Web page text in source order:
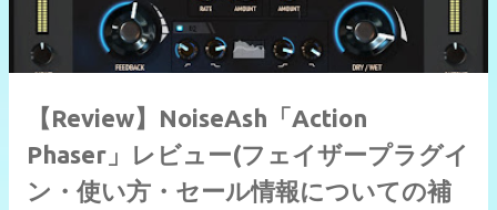
【Review】NoiseAsh「Action
Phaser」レビュー(フェイザープラグイ
ン・使い方・セール情報についての補